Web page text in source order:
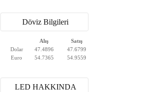
Döviz Bilgileri
Alış
Satış
Dolar
47.4896
47.6799
Euro
54.7365 54.9559
LED HAKKINDA